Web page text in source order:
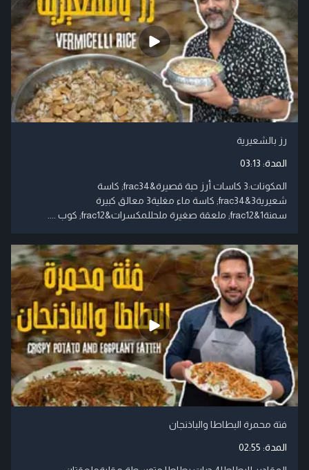
رز بالشعيرية
المدة: 03:13
المكونات:3 كاسات أرز حبة قصيرة&frac34; كاسة
شعيرية3&frac34; كاسة ماء مغلية3 معالق كبيرة
سمنة1&frac12; ملعقة صغيرة ملحللمكسرات&frac12; كوب ....
فتة محمرة البطاطا والباذنجان
المدة: 02:55